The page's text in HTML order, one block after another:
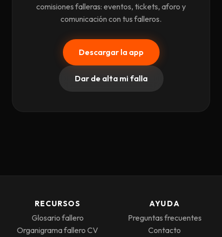
comisiones falleras: eventos, tickets, aforo y
comunicación con tus falleros.
Descargar la app
Dar de alta mi falla
RECURSOS
Glosario fallero
Organigrama fallero CV
AYUDA
Preguntas frecuentes
Contacto